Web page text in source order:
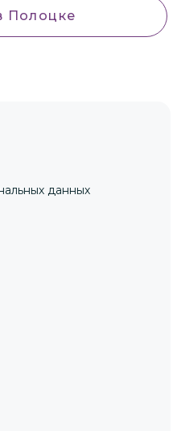
интересными
Мне было
приятно в
обзорную
Полоцке
данных